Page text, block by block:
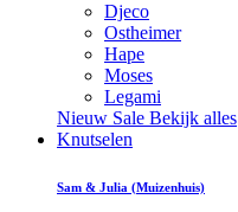
Djeco
Ostheimer
Hape
Moses
Legami
Nieuw Sale Bekijk alles
Knutselen
Sam & Julia (Muizenhuis)